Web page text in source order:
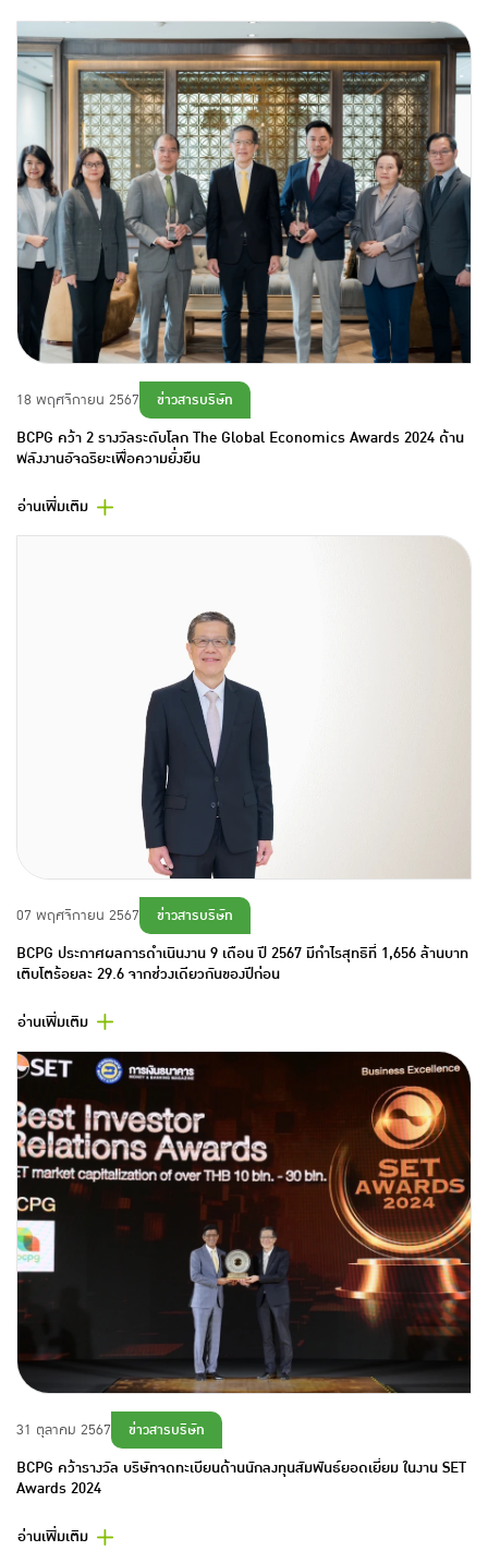
18 พฤศจิกายน 2567 ข่าวสารบริษัท
BCPG คว้า 2 รางวัลระดับโลก The Global Economics Awards 2024 ด้าน
พลังงานอัจฉริยะเพื่อความยั่งยืน
อ่านเพิ่มเติม
07 พฤศจิกายน 2567 ข่าวสารบริษัท
BCPG ประกาศผลการดำเนินงาน 9 เดือน ปี 2567 มีกำไรสุทธิที่ 1,656 ล้านบาท
เติบโตร้อยละ 29.6 จากช่วงเดียวกันของปีก่อน
อ่านเพิ่มเติม
31 ตุลาคม 2567 ข่าวสารบริษัท
BCPG คว้ารางวัล บริษัทจดทะเบียนด้านนักลงทุนสัมพันธ์ยอดเยี่ยม ในงาน SET
Awards 2024
อ่านเพิ่มเติม